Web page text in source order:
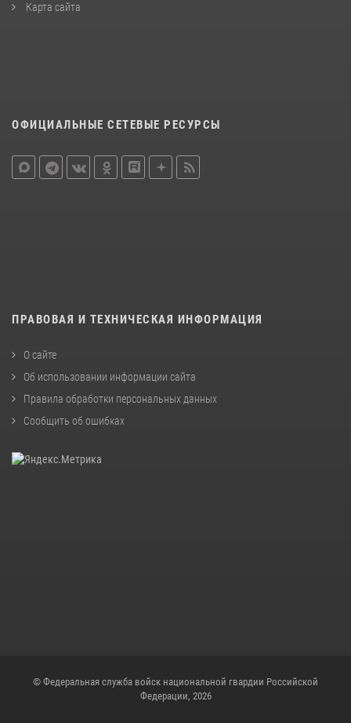
Карта сайта
ОФИЦИАЛЬНЫЕ СЕТЕВЫЕ РЕСУРСЫ
ПРАВОВАЯ И ТЕХНИЧЕСКАЯ ИНФОРМАЦИЯ
О сайте
Об использовании информации сайта
Правила обработки персональных данных
Сообщить об ошибках
© Федеральная служба войск национальной гвардии Российской
Федерации, 2026